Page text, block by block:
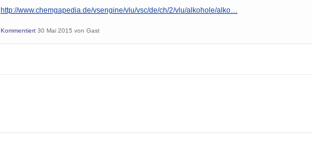
http://www.chemgapedia.de/vsengine/vlu/vsc/de/ch/2/vlu/alkohole/alko…
Kommentiert 30 Mai 2015 von Gast